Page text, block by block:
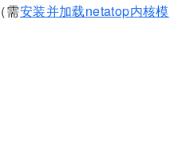
需安装并加载netatop内核模